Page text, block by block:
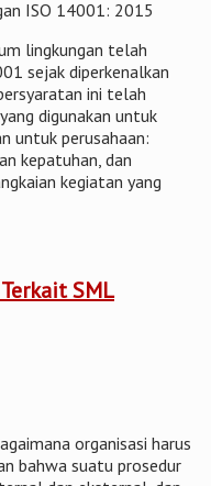
lingkungan telah
sejak diperkenalkan
ini telah
digunakan untuk
untuk perusahaan:
kepatuhan, dan
kegiatan yang
SML
organisasi harus
bahwa suatu prosedur